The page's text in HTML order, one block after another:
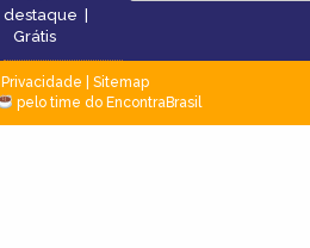
destaque |
Grátis
Privacidade
Sitemap
pelo time do EncontraBrasil